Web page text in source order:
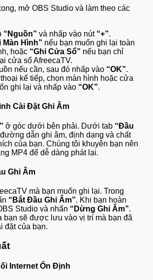
mở OBS Studio và làm theo các
“Nguồn” và nhấp vào nút “+”.
Màn Hình” nếu bạn muốn ghi lại toàn
hoặc “Ghi Cửa Sổ” nếu bạn chỉ
cửa sổ AfreecaTV.
nếu cần, sau đó nhấp vào “OK”.
kế tiếp, chọn màn hình hoặc cửa
ghi lại và nhấp vào “OK”.
Cài Đặt Ghi Âm
ở góc dưới bên phải. Dưới tab “Đầu
dẫn ghi âm, định dạng và chất
của bạn. Chúng tôi khuyên bạn nên
MP4 để dễ dàng phát lại.
Ghi Âm
mà bạn muốn ghi lại. Trong
“Bắt Đầu Ghi Âm”. Khi bạn hoàn
Studio và nhấn “Dừng Ghi Âm”.
bạn sẽ được lưu vào vị trí mà bạn đã
đặt của bạn.
Internet Ổn Định